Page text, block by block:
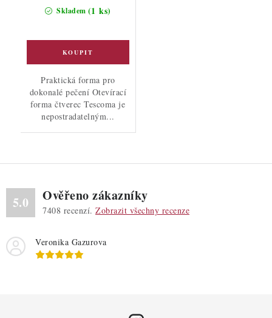
Skladem (1 ks)
Praktická forma pro
dokonalé pečení Otevírací
forma čtverec Tescoma je
nepostradatelným...
5.0 Ověřeno zákazníky
7408 recenzí. Zobrazit všechny recenze
Veronika Gazurova